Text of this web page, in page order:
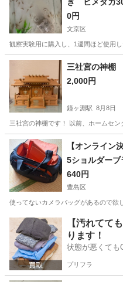
0円
文京区
観察実験用に購入し、1週間ほど使用
東京 文京区 その他 ヒメ
三社宮の神棚
2,000円
鐘ヶ淵駅 8月8日
三社宮の神棚です！ 以前、ホームセ
東京 墨田区 鐘ヶ淵駅
【オンライ
5ショルダーブ
640円
豊島区
使ってないカメラバッグがあるので欲
東京 豊島区 その他
【汚れてて
ります！
状態が悪くても
プリフラ